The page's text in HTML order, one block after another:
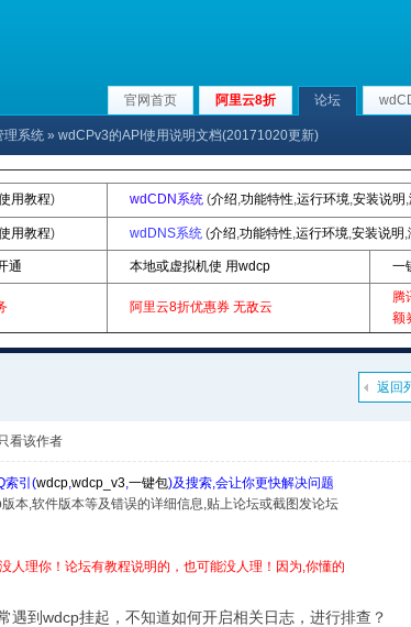
官网首页 阿里云8折 论坛
理系统 » wdCPv3的API使用说明文档(20171020更新)
用教程) wdCDN系统 (介绍,功能特性,运行环境,安装说明 ,
用教程) wdDNS系统 (介绍,功能特性,运行环境,安装说明 ,
通 本地或虚拟机使 用wdcp 一
阿里云8折优惠券 无敌云
腾
额
返回
看该作者
索引(wdcp,wdcp_v3,一键包)及搜索,会让你更快解决问题
本,软件版本等及错误的详细信息,贴上论坛或截图发论坛
人理你！论坛有教程说明的，也可能没人理！因为,你懂的
遇到wdcp挂起，不知道如何开启相关日志，进行排查？